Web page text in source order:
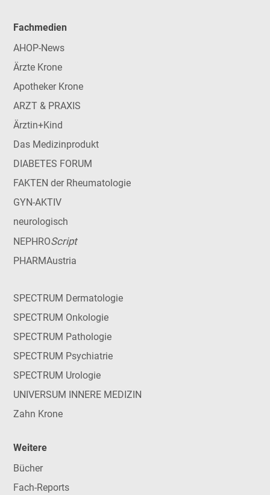
Fachmedien
AHOP-News
Ärzte Krone
Apotheker Krone
ARZT & PRAXIS
Ärztin+Kind
Das Medizinprodukt
DIABETES FORUM
FAKTEN der Rheumatologie
GYN-AKTIV
neurologisch
NEPHROScript
PHARMAustria
SPECTRUM Dermatologie
SPECTRUM Onkologie
SPECTRUM Pathologie
SPECTRUM Psychiatrie
SPECTRUM Urologie
UNIVERSUM INNERE MEDIZIN
Zahn Krone
Weitere
Bücher
Fach-Reports